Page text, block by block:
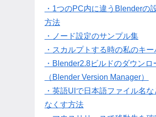
・1つのPC内に違うBlenderの
方法
・ノード設定のサンプル集
・スカルプトする時の私のキ
・Blender2.8ビルドのダウンロ
（Blender Version Manager）
・英語UIで日本語ファイル名
なくす方法